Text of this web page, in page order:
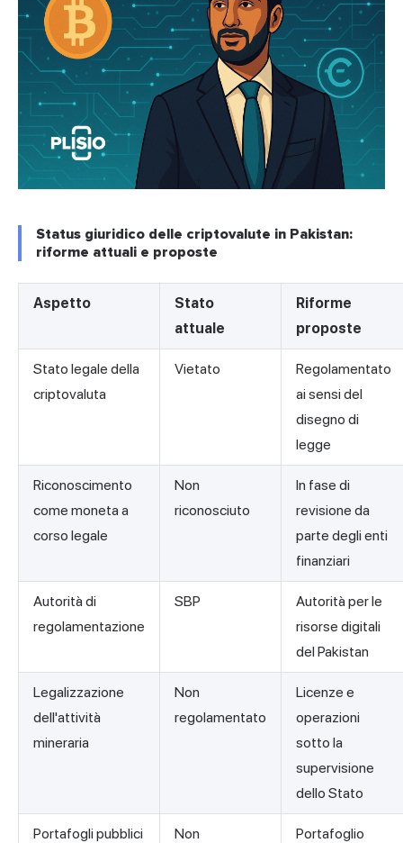
Status giuridico delle criptovalute in Pakistan:
riforme attuali e proposte
Aspetto
Stato
attuale
Riforme
proposte
Stato legale della
criptovaluta
Vietato
Regolamentato
ai sensi del
disegno di
legge
Riconoscimento
come moneta a
corso legale
Non
riconosciuto
In fase di
revisione da
parte degli enti
finanziari
Autorità di
regolamentazione
SBP
Autorità per le
risorse digitali
del Pakistan
Legalizzazione
dell'attività
mineraria
Non
regolamentato
Licenze e
operazioni
sotto la
supervisione
dello Stato
Portafogli pubblici
Non
Portafoglio